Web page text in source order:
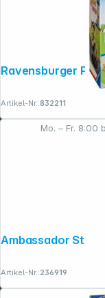
Mo. – Fr. 8:00
Artikel-Nr.:832211
Artikel-Nr.:236919